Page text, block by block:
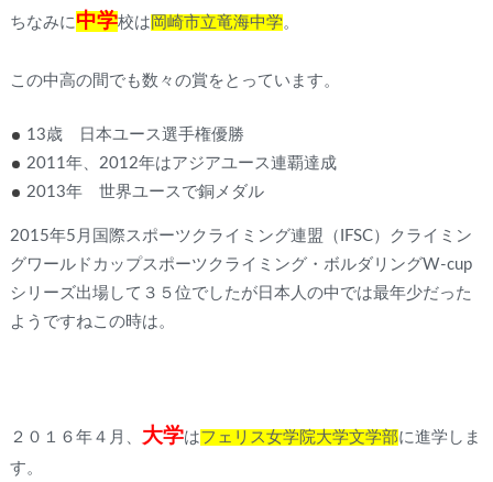
ちなみに中学校は 岡崎市立竜海中学。
この中高の間でも数々の賞をとっています。
13歳 日本ユース選手権優勝
2011年、2012年はアジアユース連覇達成
2013年 世界ユースで銅メダル
2015年5月国際スポーツクライミング連盟（IFSC）クライミン
グワールドカップスポーツクライミング・ボルダリングW-cup
シリーズ出場して３５位でしたが日本人の中では最年少だった
ようですねこの時は。
２０１６年４月、 大学はフェリス女学院大学文学部に進学しま
す。